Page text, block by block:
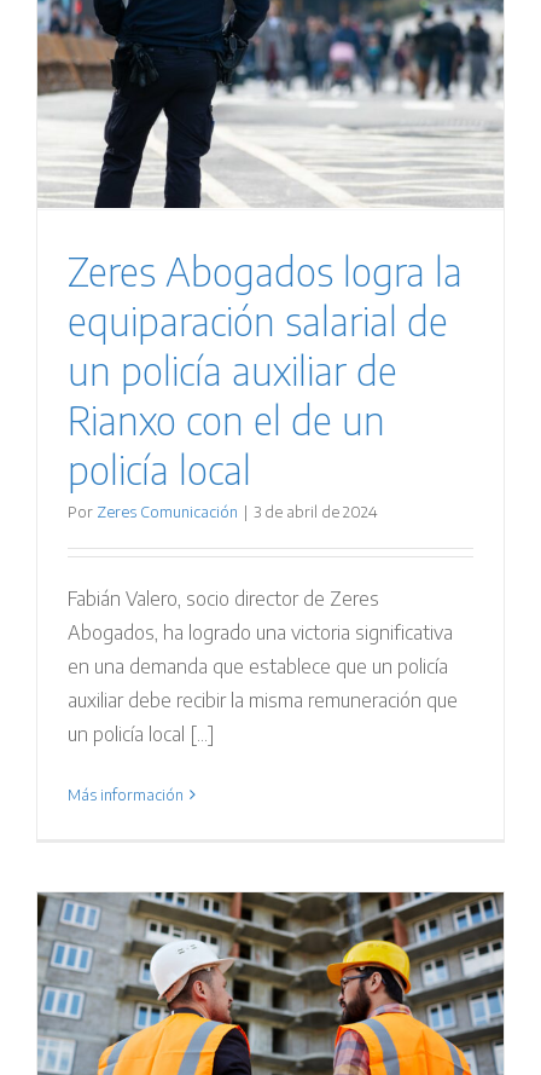
Zeres Abogados logra la
equiparación salarial de
un policía auxiliar de
Rianxo con el de un
policía local
Por Zeres Comunicación | 3 de abril de 2024
Fabián Valero, socio director de Zeres
Abogados, ha logrado una victoria significativa
en una demanda que establece que un policía
auxiliar debe recibir la misma remuneración que
un policía local [...]
Más información